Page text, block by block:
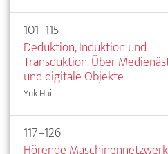
101–115
Deduktion, Induktion und
Transduktion. Über
und digitale Objekte
Yuk Hui
117–126